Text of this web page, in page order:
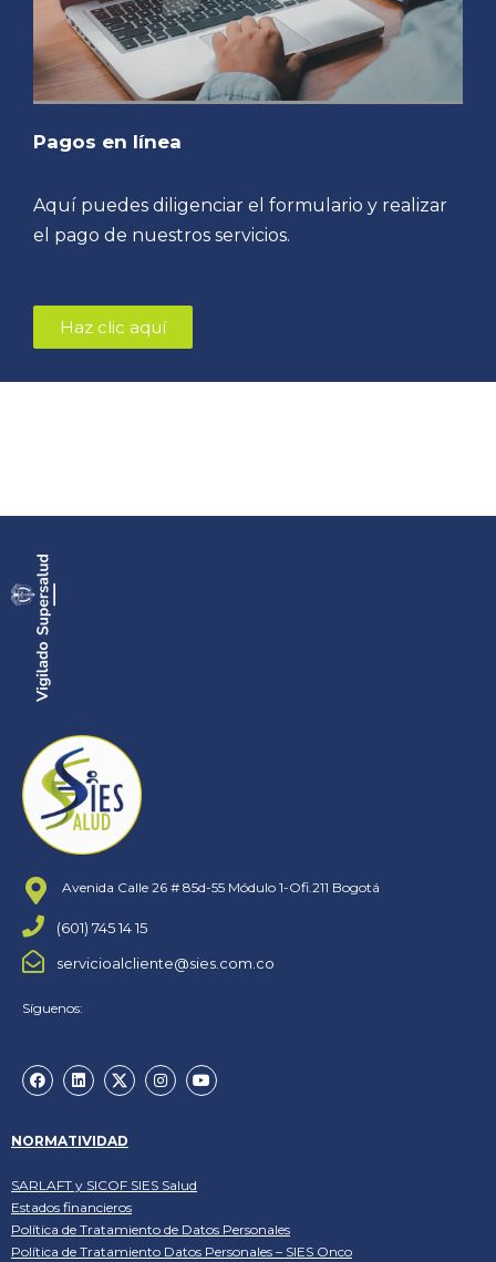
Pagos en línea
Aquí puedes diligenciar el formulario y realizar
el pago de nuestros servicios.
Haz clic aquí
Avenida Calle 26 # 85d-55 Módulo 1-Ofi.211 Bogotá
(601) 745 14 15
servicioalcliente@sies.com.co
Síguenos:
NORMATIVIDAD
SARLAFT y SICOF SIES Salud
Estados financieros
Política de Tratamiento de Datos Personales
Política de Tratamiento Datos Personales – SIES Onco